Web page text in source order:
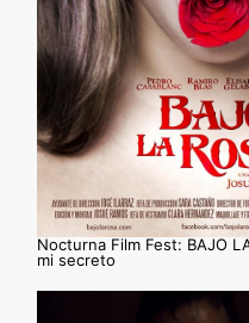
Nocturna Film Fest: BAJO
mi secreto